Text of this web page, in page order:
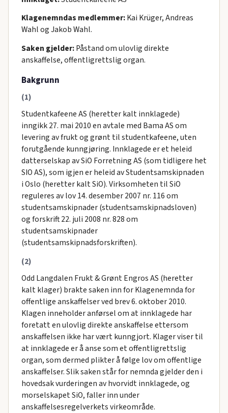
Klagenemndas medlemmer:Kai Krüger, Andreas
Wahl og Jakob Wahl.
Saken gjelder:Påstand om ulovlig direkte
anskaffelse, offentligrettslig organ.
Bakgrunn
(1)
Studentkafeene AS (heretter kalt innklagede)
inngikk 27. mai 2010 en avtale med Bama AS om
levering av frukt og grønt til studentkafeene, uten
forutgående kunngjøring. Innklagede er et heleid
datterselskap av SiO Forretning AS (som tidligere het
SIO AS), som igjen er heleid av Studentsamskipnaden
i Oslo (heretter kalt SiO). Virksomheten til SiO
reguleres av lov 14. desember 2007 nr. 116 om
studentsamskipnader (studentsamskipnadsloven)
og forskrift 22. juli 2008 nr. 828 om
studentsamskipnader
(studentsamskipnadsforskriften).
(2)
Odd Langdalen Frukt & Grønt Engros AS (heretter
kalt klager) brakte saken inn for Klagenemnda for
offentlige anskaffelser ved brev 6. oktober 2010.
Klagen inneholder anførsel om at innklagede har
foretatt en ulovlig direkte anskaffelse ettersom
anskaffelsen ikke har vært kunngjort. Klager viser til
at innklagede er å anse som et offentligrettslig
organ, som dermed plikter å følge lov om offentlige
anskaffelser. Slik saken står for nemnda gjelder den i
hovedsak vurderingen av hvorvidt innklagede, og
morselskapet SiO, faller inn under
anskaffelsesregelverkets virkeområde.